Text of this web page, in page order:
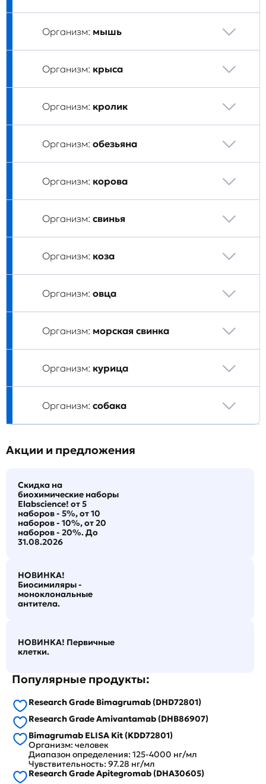
Организм: мышь
Организм: крыса
Организм: кролик
Организм: обезьяна
Организм: корова
Организм: свинья
Организм: коза
Организм: овца
Организм: морская свинка
Организм: курица
Организм: собака
Акции и предложения
Скидка на
биохимические наборы
Elabscience! от 5
наборов - 5%, от 10
наборов - 10%, от 20
наборов - 20%. До
31.08.2026
НОВИНКА!
Биосимиляры -
моноклональные
антитела.
НОВИНКА! Первичные
клетки.
Популярные продукты:
Research Grade Bimagrumab (DHD72801)
Research Grade Amivantamab (DHB86907)
Bimagrumab ELISA Kit (KDD72801)
Организм: человек
Диапазон определения: 125-4000 нг/мл
Чувствительность: 97.28 нг/мл
Research Grade Apitegromab (DHA30605)